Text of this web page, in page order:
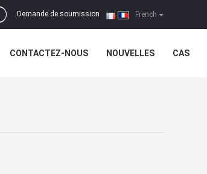
French
Demande de soumission |
CONTACTEZ-NOUS NOUVELLES CAS